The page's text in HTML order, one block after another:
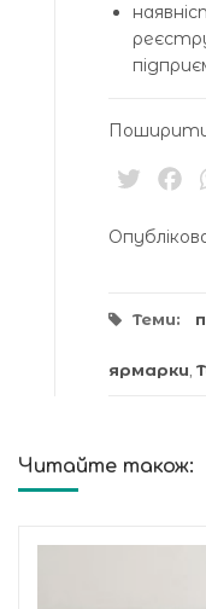
Теми:
ярмарки,
Читайте також: